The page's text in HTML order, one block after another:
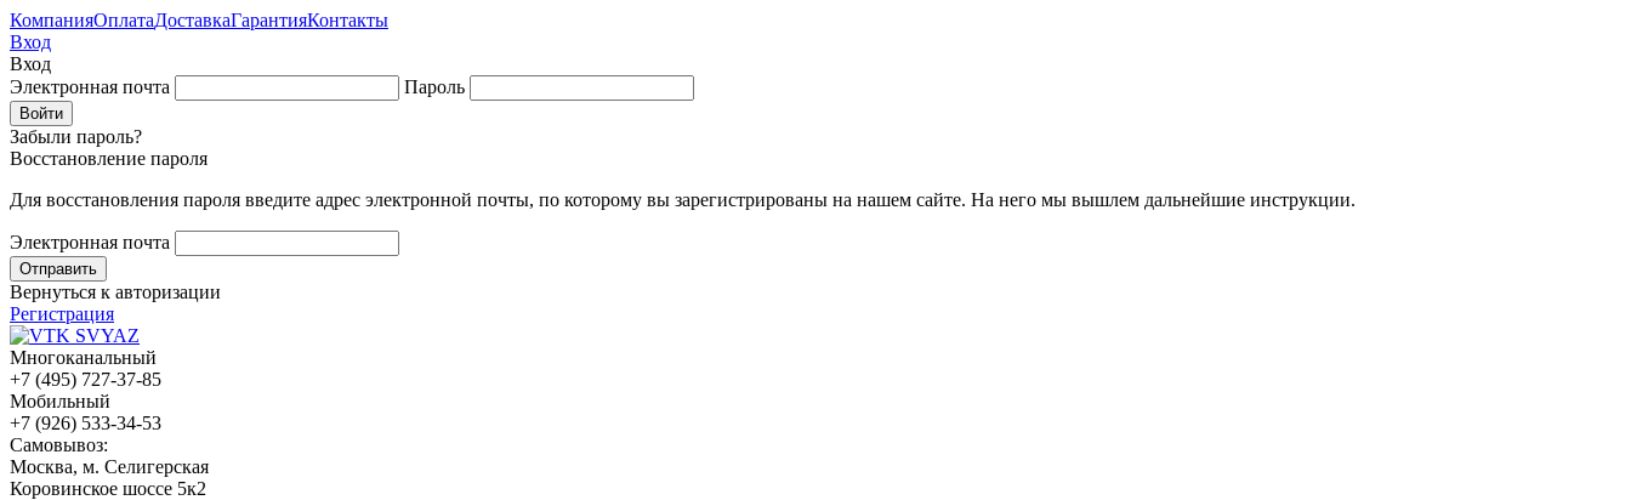
КомпанияОплатаДоставкаГарантияКонтакты
Вход
Вход
Электронная почта
Пароль
Забыли пароль?
Восстановление пароля
Для восстановления пароля введите адрес электронной почты, по которому вы зарегистрированы на нашем сайте. На него мы вышлем дальнейшие инструкции.
Электронная почта
Вернуться к авторизации
Регистрация
Многоканальный
+7 (495) 727-37-85
Мобильный
+7 (926) 533-34-53
Cамовывоз:
Москва, м. Селигерская
Коровинское шоссе 5к2